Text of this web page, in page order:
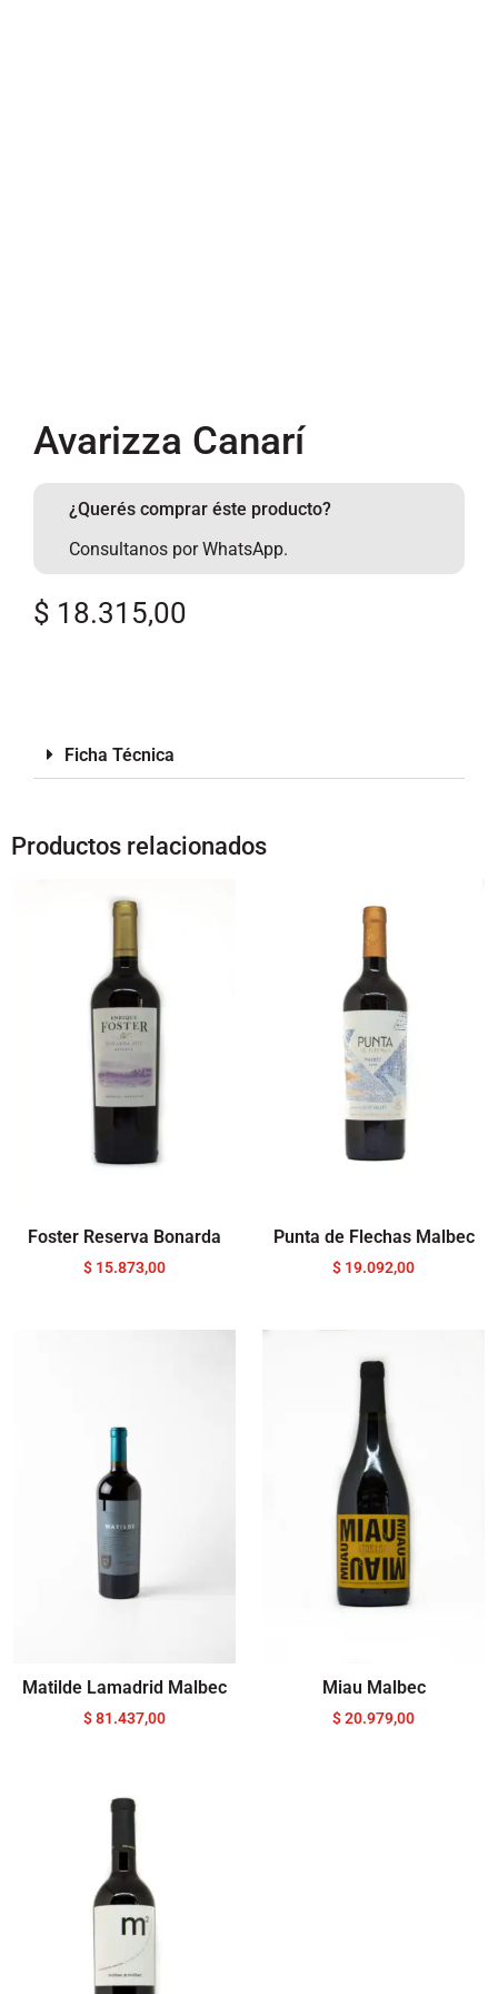
Avarizza Canarí
¿Querés comprar éste producto?
Consultanos por WhatsApp.
$ 18.315,00
Ficha Técnica
Productos relacionados
Foster Reserva Bonarda
$ 15.873,00
Punta de Flechas Malbec
$ 19.092,00
Matilde Lamadrid Malbec
$81.437,00
Miau Malbec
$20.979,00